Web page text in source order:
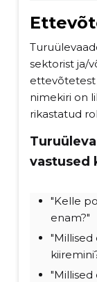
sektorist ja/
ettevõtetest
nimekiri on
rikastatud
vastused
"Kelle
enam?"